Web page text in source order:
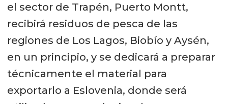
el sector de Trapén, Puerto Montt,
recibirá residuos de pesca de las
regiones de Los Lagos, Biobío y Aysén,
en un principio, y se dedicará a preparar
técnicamente el material para
exportarlo a Eslovenia, donde será